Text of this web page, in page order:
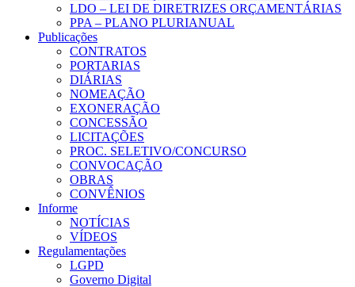
LDO – LEI DE DIRETRIZES ORÇAMENTÁRIAS
PPA – PLANO PLURIANUAL
Publicações
CONTRATOS
PORTARIAS
DIÁRIAS
NOMEAÇÃO
EXONERAÇÃO
CONCESSÃO
LICITAÇÕES
PROC. SELETIVO/CONCURSO
CONVOCAÇÃO
OBRAS
CONVÊNIOS
Informe
NOTÍCIAS
VÍDEOS
Regulamentações
LGPD
Governo Digital